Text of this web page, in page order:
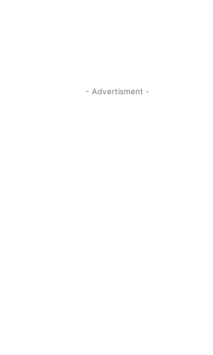
- Advertisment -